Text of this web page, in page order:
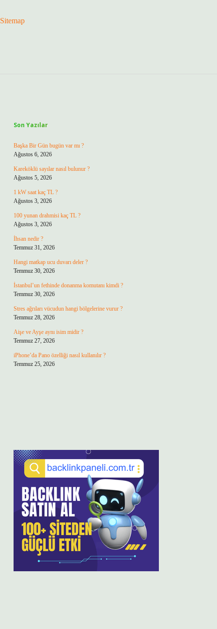
Sitemap
Son Yazılar
Başka Bir Gün bugün var mı ?
Ağustos 6, 2026
Kareköklü sayılar nasıl bulunur ?
Ağustos 5, 2026
1 kW saat kaç TL ?
Ağustos 3, 2026
100 yunan drahmisi kaç TL ?
Ağustos 3, 2026
İhsan nedir ?
Temmuz 31, 2026
Hangi matkap ucu duvarı deler ?
Temmuz 30, 2026
İstanbul’un fethinde donanma komutanı kimdi ?
Temmuz 30, 2026
Stres ağrıları vücudun hangi bölgelerine vurur ?
Temmuz 28, 2026
Aişe ve Ayşe aynı isim midir ?
Temmuz 27, 2026
iPhone’da Pano özelliği nasıl kullanılır ?
Temmuz 25, 2026